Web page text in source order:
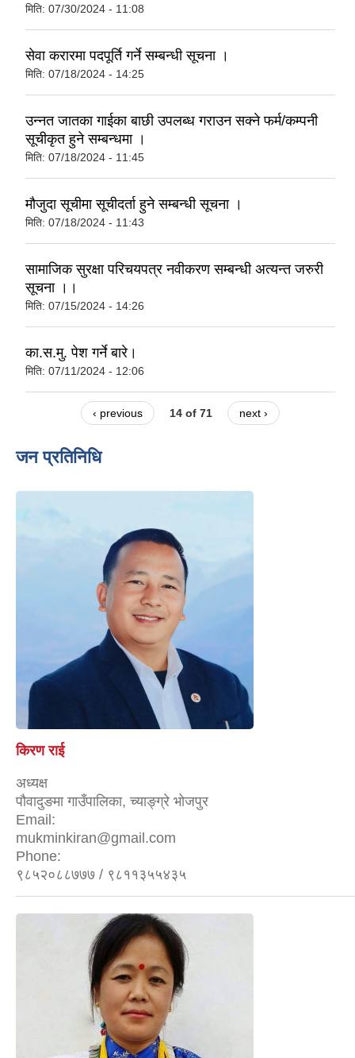
मिति: 07/30/2024 - 11:08
सेवा करारमा पदपूर्ति गर्ने सम्बन्धी सूचना ।
मिति: 07/18/2024 - 14:25
उन्नत जातका गाईका बाछी उपलब्ध गराउन सक्ने फर्म/कम्पनी
सूचीकृत हुने सम्बन्धमा ।
मिति: 07/18/2024 - 11:45
मौजुदा सूचीमा सूचीदर्ता हुने सम्बन्धी सूचना ।
मिति: 07/18/2024 - 11:43
सामाजिक सुरक्षा परिचयपत्र नवीकरण सम्बन्धी अत्यन्त जरुरी
सूचना ।।
मिति: 07/15/2024 - 14:26
का.स.मु. पेश गर्ने बारे।
मिति: 07/11/2024 - 12:06
‹ previous 14 of 71 next ›
जन प्रतिनिधि
किरण राई
अध्यक्ष
पौवादुङमा गाउँपालिका, च्याङ्ग्रे भोजपुर
Email:
mukminkiran@gmail.com
Phone:
९८५२०८८७७७ / ९८११३५५४३५